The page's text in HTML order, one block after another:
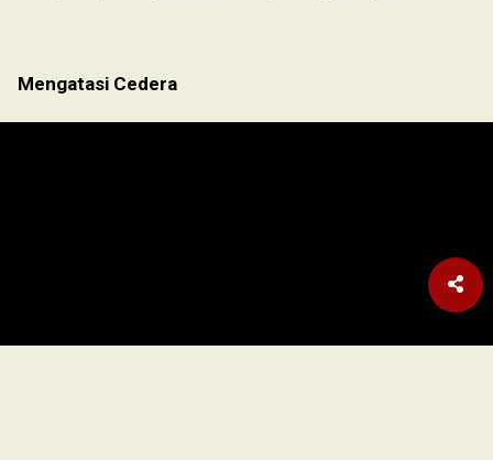
Mengatasi Cedera